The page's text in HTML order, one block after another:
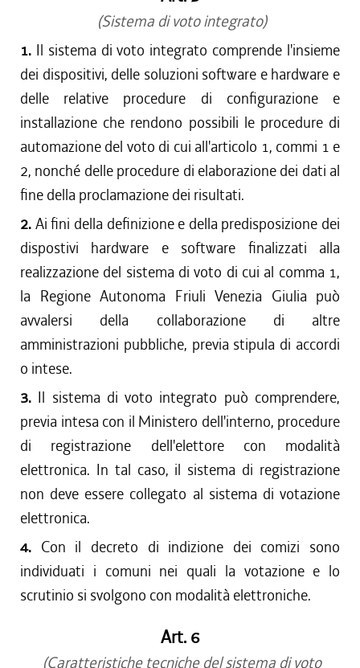
(Sistema di voto integrato)
1. Il sistema di voto integrato comprende l'insieme
dei dispositivi, delle soluzioni software e hardware e
delle relative procedure di configurazione e
installazione che rendono possibili le procedure di
automazione del voto di cui all'articolo 1, commi 1 e
2, nonché delle procedure di elaborazione dei dati al
fine della proclamazione dei risultati.
2. Ai fini della definizione e della predisposizione dei
dispostivi hardware e software finalizzati alla
realizzazione del sistema di voto di cui al comma 1,
la Regione Autonoma Friuli Venezia Giulia può
avvalersi della collaborazione di altre
amministrazioni pubbliche, previa stipula di accordi
o intese.
3. Il sistema di voto integrato può comprendere,
previa intesa con il Ministero dell'interno, procedure
di registrazione dell'elettore con modalità
elettronica. In tal caso, il sistema di registrazione
non deve essere collegato al sistema di votazione
elettronica.
4. Con il decreto di indizione dei comizi sono
individuati i comuni nei quali la votazione e lo
scrutinio si svolgono con modalità elettroniche.
Art. 6
(Caratteristiche tecniche del sistema di voto